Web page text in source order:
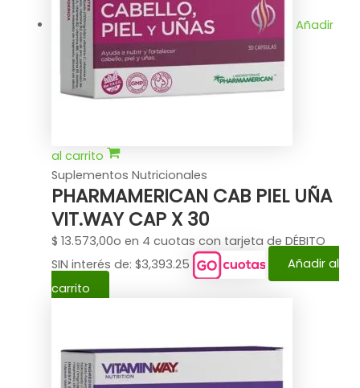
Añadir
al carrito
Suplementos Nutricionales
PHARMAMERICAN CAB PIEL UÑA
VIT.WAY CAP X 30
$ 13.573,00o en 4 cuotas con tarjeta de DÉBITO
SIN interés de: $3,393.25
Añadir al
carrito